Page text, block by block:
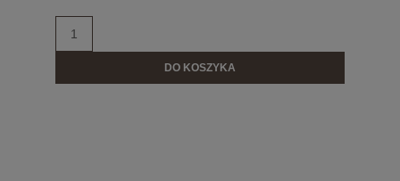
DO KOSZYKA